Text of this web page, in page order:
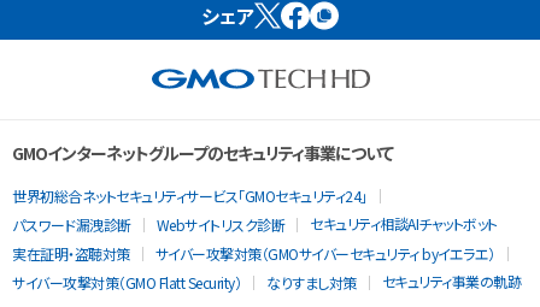
シェア
GMOインターネットグループのセキュリティ事業について
世界初総合ネットセキュリティサービス「GMOセキュリティ24」
パスワード漏洩診断
Webサイトリスク診断
セキュリティ相談AIチャットボット
実在証明・盗聴対策
サイバー攻撃対策（GMOサイバーセキュリティ byイエラエ）
サイバー攻撃対策（GMO Flatt Security）
なりすまし対策 セキュリティ事業の軌跡